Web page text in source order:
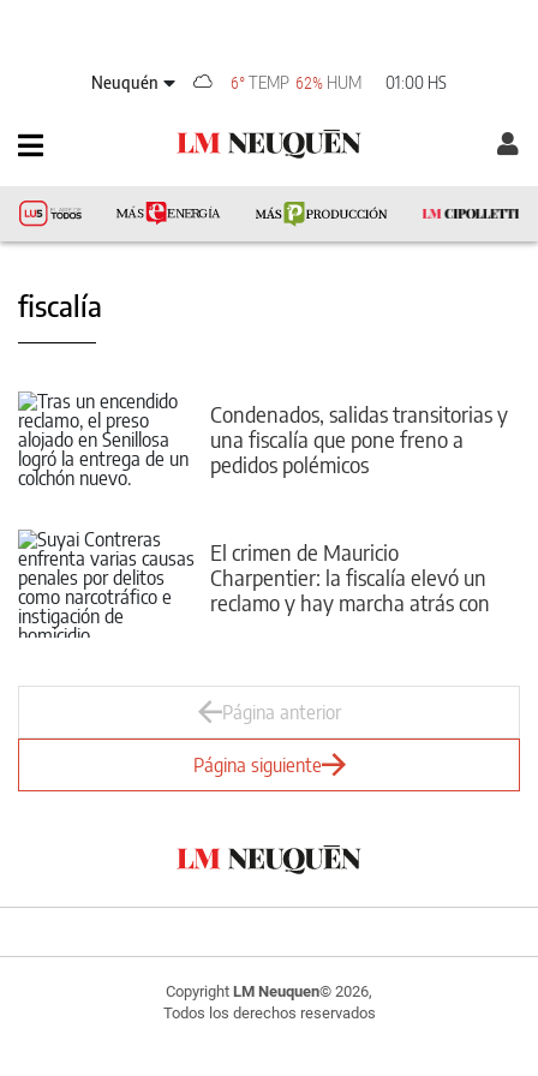
Neuquén 6°TEMP 62% HUM 01:00 HS
fiscalía
Condenados, salidas transitorias y
una fiscalía que pone freno a
pedidos polémicos
El crimen de Mauricio
Charpentier: la fiscalía elevó un
reclamo y hay marcha atrás con
Página anterior
Página siguiente
Copyright LM Neuquen© 2026,
Todos los derechos reservados